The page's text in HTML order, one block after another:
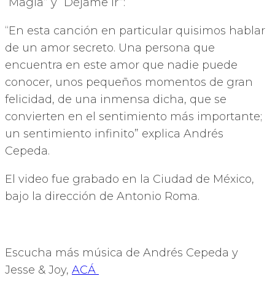
“En esta canción en particular quisimos hablar
de un amor secreto. Una persona que
encuentra en este amor que nadie puede
conocer, unos pequeños momentos de gran
felicidad, de una inmensa dicha, que se
convierten en el sentimiento más importante;
un sentimiento infinito” explica Andrés
Cepeda.
El video fue grabado en la Ciudad de México,
bajo la dirección de Antonio Roma.
Escucha más música de Andrés Cepeda y
Jesse & Joy, ACÁ